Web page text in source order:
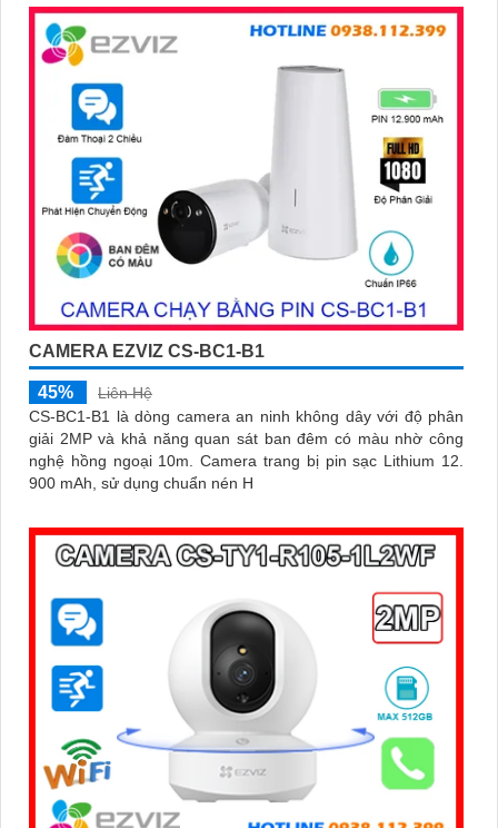
CAMERA EZVIZ CS-BC1-B1
45%
Liên Hệ
CS-BC1-B1 là dòng camera an ninh không dây với độ phân
giải 2MP và khả năng quan sát ban đêm có màu nhờ công
nghệ hồng ngoại 10m. Camera trang bị pin sạc Lithium 12.
900 mAh, sử dụng chuẩn nén H